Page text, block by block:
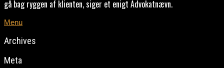
gå bag ryggen af klienten, siger et enigt Advokatnævn.
Menu
Archives
Meta